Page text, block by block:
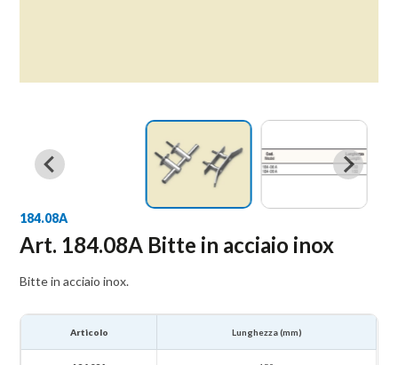
184.08A
Art. 184.08A Bitte in acciaio inox
Bitte in acciaio inox.
Articolo Lunghezza (mm)